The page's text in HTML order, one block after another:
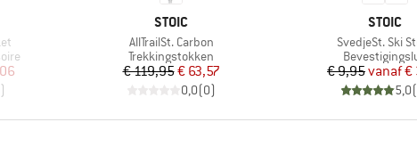
prijs
)
MERK
STOIC
Artikel
AllTrailSt. Carbon
Productgroep
Trekkingstokken
Prijs
€ 119,95Verlaagde prijs
€ 63,57
0,0(0)
MERK
STOIC
Artikel
SvedjeSt. Ski
Productgroep
Prijs
€ 9,95vanaf€
5,0(